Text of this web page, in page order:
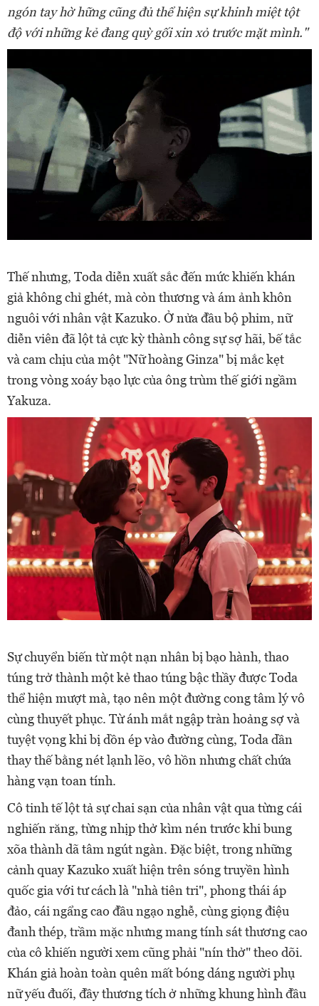
ngón tay hờ hững cũng đủ thể hiện sự khinh miệt tột
độ với những kẻ đang quỳ gối xin xỏ trước mặt mình."
Thế nhưng, Toda diễn xuất sắc đến mức khiến khán
giả không chỉ ghét, mà còn thương và ám ảnh khôn
nguôi với nhân vật Kazuko. Ở nửa đầu bộ phim, nữ
diễn viên đã lột tả cực kỳ thành công sự sợ hãi, bế tắc
và cam chịu của một "Nữ hoàng Ginza" bị mắc kẹt
trong vòng xoáy bạo lực của ông trùm thế giới ngầm
Yakuza.
Sự chuyển biến từ một nạn nhân bị bạo hành, thao
túng trở thành một kẻ thao túng bậc thầy được Toda
thể hiện mượt mà, tạo nên một đường cong tâm lý vô
cùng thuyết phục. Từ ánh mắt ngập tràn hoảng sợ và
tuyệt vọng khi bị dồn ép vào đường cùng, Toda dần
thay thế bằng nét lạnh lẽo, vô hồn nhưng chất chứa
hàng vạn toan tính.
Cô tinh tế lột tả sự chai sạn của nhân vật qua từng cái
nghiến răng, từng nhịp thở kìm nén trước khi bung
xõa thành dã tâm ngút ngàn. Đặc biệt, trong những
cảnh quay Kazuko xuất hiện trên sóng truyền hình
quốc gia với tư cách là "nhà tiên tri", phong thái áp
đảo, cái ngẩng cao đầu ngạo nghễ, cùng giọng điệu
đanh thép, trầm mặc nhưng mang tính sát thương cao
của cô khiến người xem cũng phải "nín thở" theo dõi.
Khán giả hoàn toàn quên mất bóng dáng người phụ
nữ yếu đuối, đầy thương tích ở những khung hình đầu